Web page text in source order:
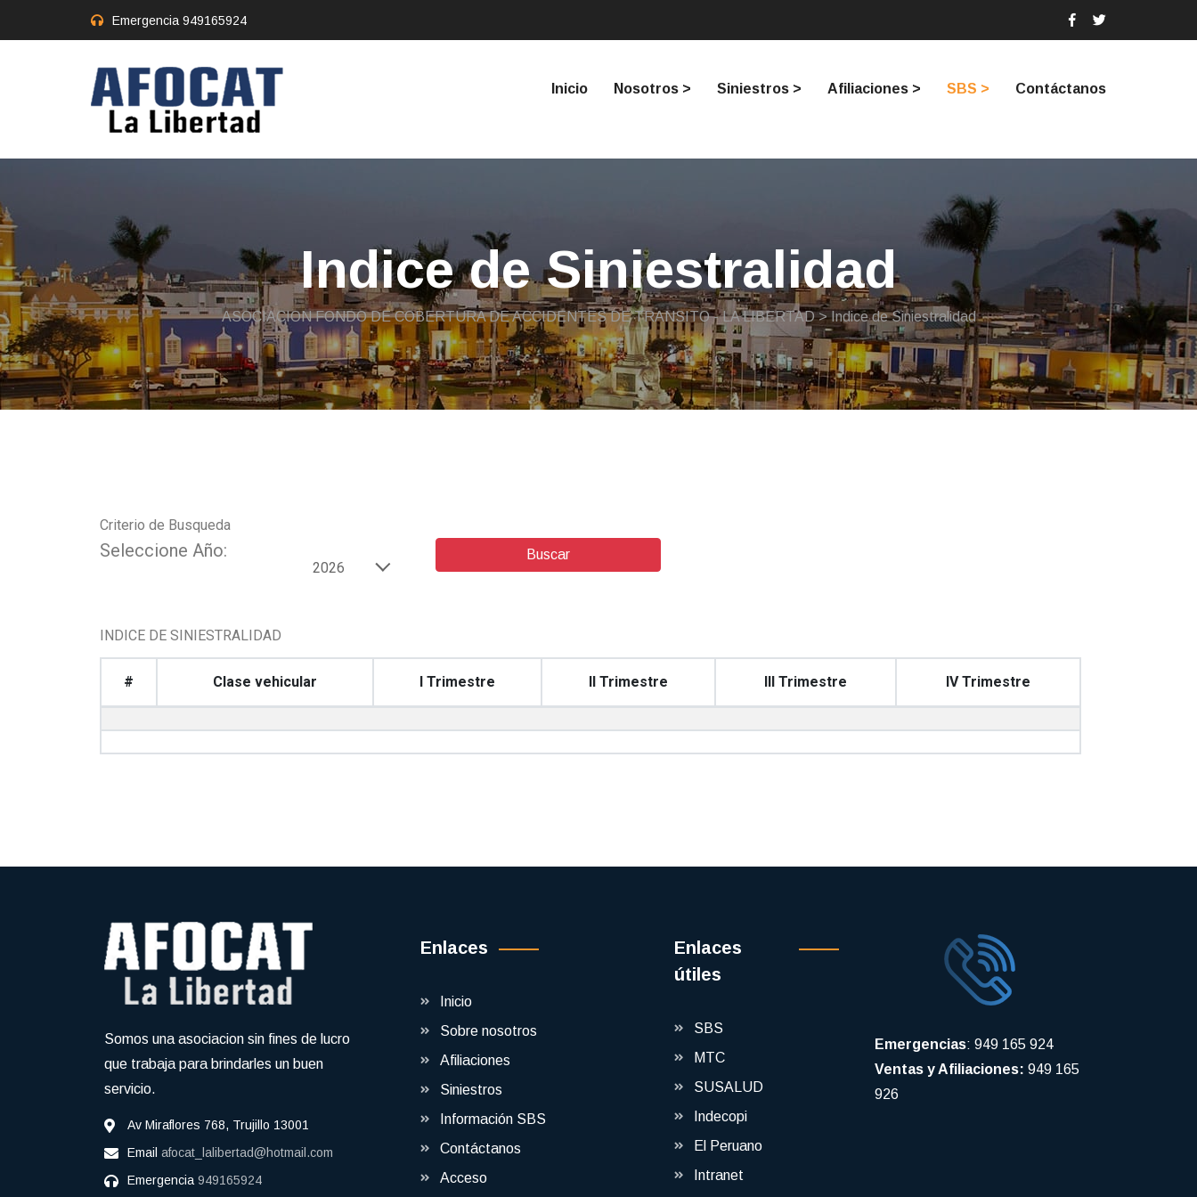
Emergencia 949165924
Inicio Nosotros > Siniestros > Afiliaciones > SBS > Contáctanos
Indice de Siniestralidad
ASOCIACION FONDO DE COBERTURA DE ACCIDENTES DE TRANSITO - LA LIBERTAD> Indice de Siniestralidad
Criterio de Busqueda
Seleccione Año:
2026
Buscar
INDICE DE SINIESTRALIDAD
# Clase vehicular I Trimestre II Trimestre III Trimestre IV Trimestre
Somos una asociacion sin fines de lucro
que trabaja para brindarles un buen
servicio.
Av Miraflores 768, Trujillo 13001
Email afocat_lalibertad@hotmail.com
Emergencia 949165924
Enlaces
Inicio
Sobre nosotros
Afiliaciones
Siniestros
Información SBS
Contáctanos
Acceso
Enlaces
útiles
SBS
MTC
SUSALUD
Indecopi
El Peruano
Intranet
Emergencias: 949 165 924
Ventas y Afiliaciones: 949 165
926